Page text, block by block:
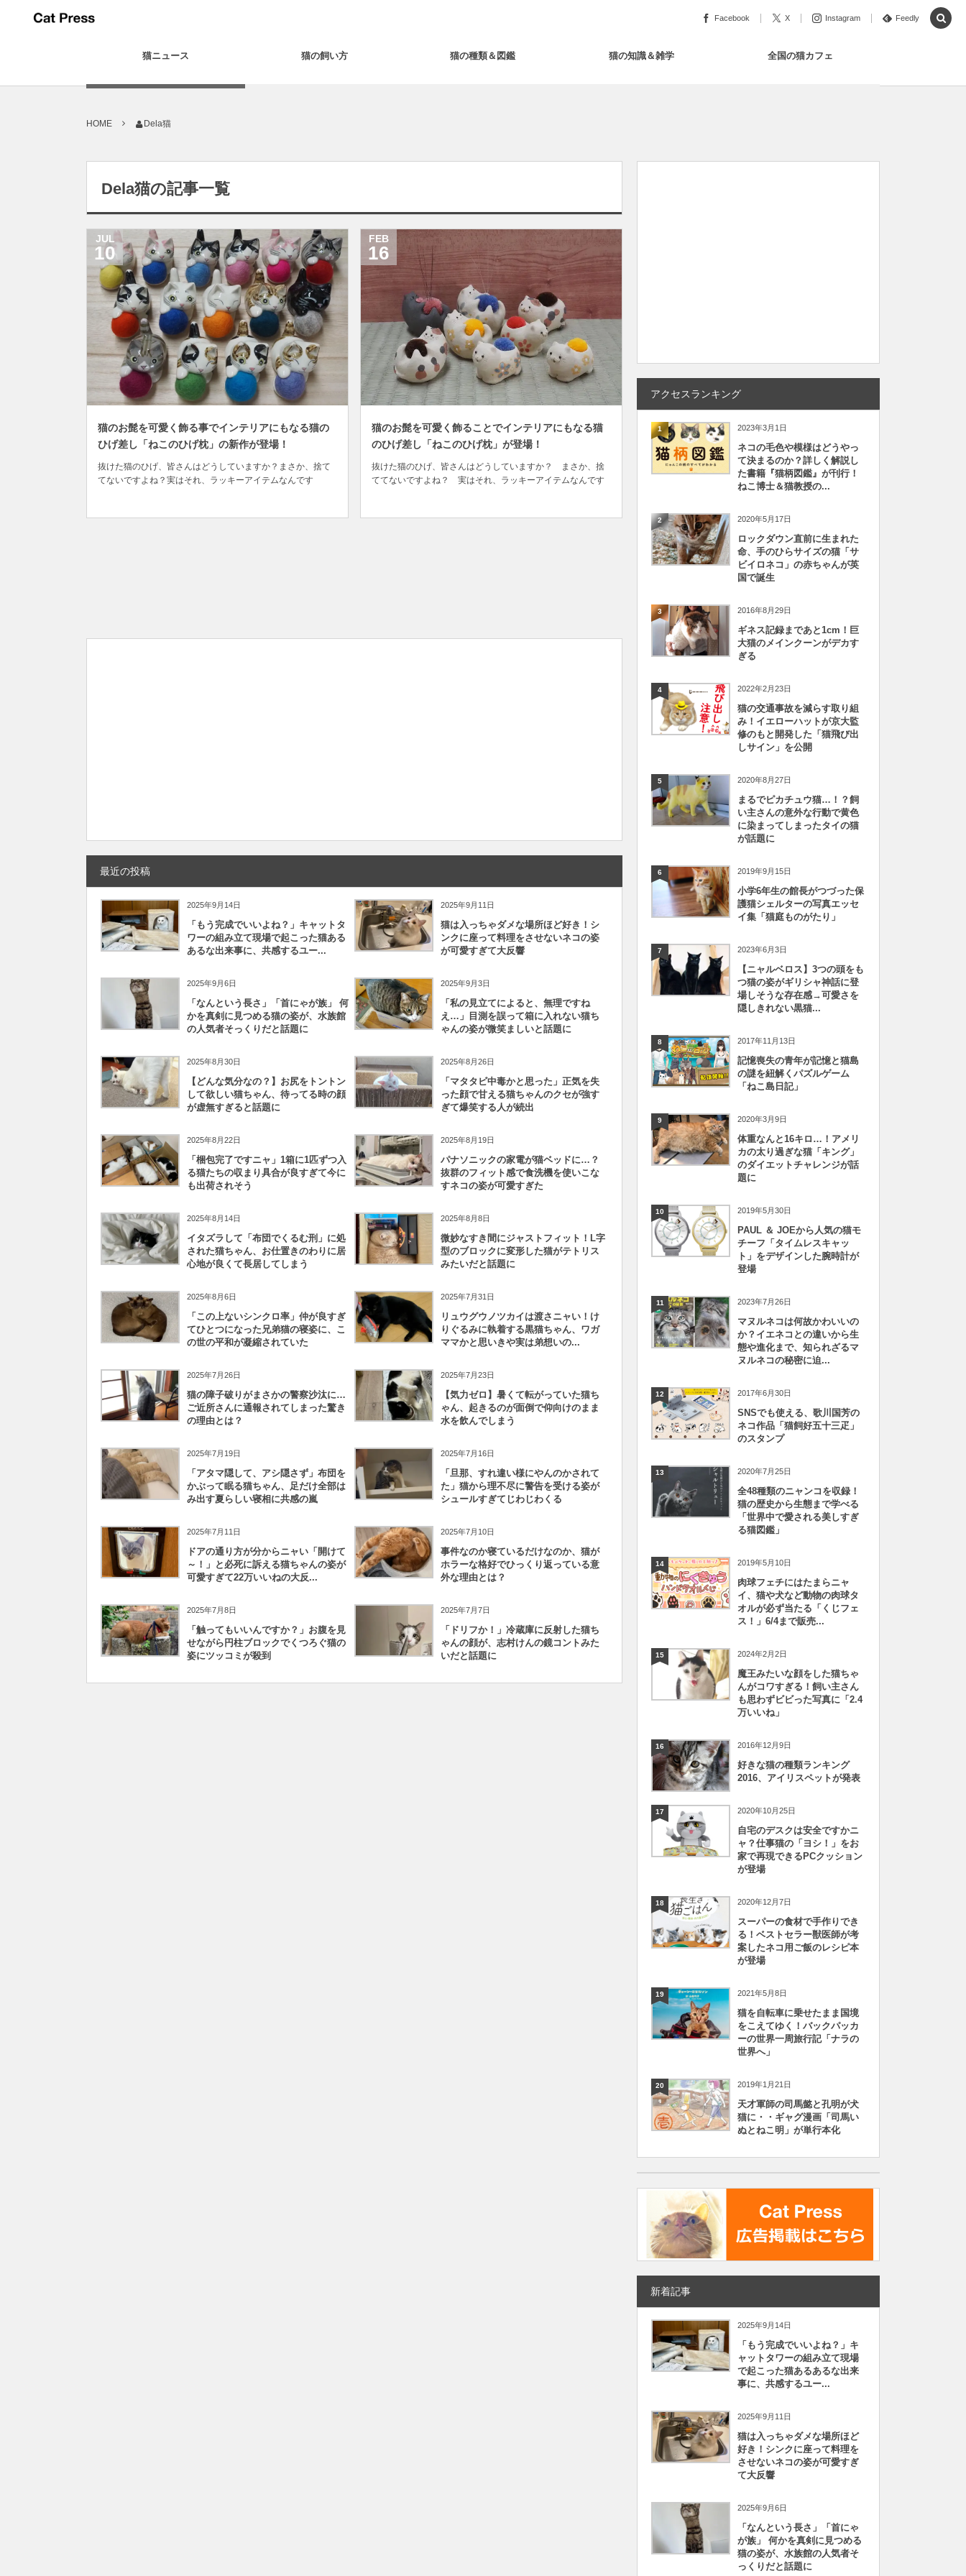
Facebook X Instagram Feedly
猫ニュース 猫の飼い方 猫の種類＆図鑑 猫の知識＆雑学 全国の猫カフェ
HOME Dela猫
Dela猫の記事一覧
猫のお髭を可愛く飾る事でインテリアにもなる猫の
ひげ差し「ねこのひげ枕」の新作が登場！
抜けた猫のひげ、皆さんはどうしていますか？まさか、捨て
てないですよね？実はそれ、ラッキーアイテムなんです
と猫ちゃんのステキな時間をお届けできるように、お髭を可
JUL
10
猫のお髭を可愛く飾ることでインテリアにもなる猫
のひげ差し「ねこのひげ枕」が登場！
抜けた猫のひげ、皆さんはどうしていますか？ まさか、捨
ててないですよね？ 実はそれ、ラッキーアイテムなんです
んてできない」と、大事に保管している人もいることでしょ
FEB
16
最近の投稿
2025年9月14日
「もう完成でいいよね？」キャットタ
ワーの組み立て現場で起こった猫ある
あるな出来事に、共感するユー...
2025年9月11日
猫は入っちゃダメな場所ほど好き！シ
ンクに座って料理をさせないネコの姿
が可愛すぎて大反響
2025年9月6日
「なんという長さ」「首にゃが族」 何
かを真剣に見つめる猫の姿が、水族館
の人気者そっくりだと話題に
2025年9月3日
「私の見立てによると、無理ですね
え…」目測を誤って箱に入れない猫ち
ゃんの姿が微笑ましいと話題に
2025年8月30日
【どんな気分なの？】お尻をトントン
して欲しい猫ちゃん、待ってる時の顔
が虚無すぎると話題に
2025年8月26日
「マタタビ中毒かと思った」正気を失
った顔で甘える猫ちゃんのクセが強す
ぎて爆笑する人が続出
2025年8月22日
「梱包完了ですニャ」1箱に1匹ずつ入
る猫たちの収まり具合が良すぎて今に
も出荷されそう
2025年8月19日
パナソニックの家電が猫ベッドに…？
抜群のフィット感で食洗機を使いこな
すネコの姿が可愛すぎた
2025年8月14日
イタズラして「布団でくるむ刑」に処
された猫ちゃん、お仕置きのわりに居
心地が良くて長居してしまう
2025年8月8日
微妙なすき間にジャストフィット！L字
型のブロックに変形した猫がテトリス
みたいだと話題に
2025年8月6日
「この上ないシンクロ率」仲が良すぎ
てひとつになった兄弟猫の寝姿に、こ
の世の平和が凝縮されていた
2025年7月31日
リュウグウノツカイは渡さニャい！け
りぐるみに執着する黒猫ちゃん、ワガ
ママかと思いきや実は弟想いの...
2025年7月26日
猫の障子破りがまさかの警察沙汰に…
ご近所さんに通報されてしまった驚き
の理由とは？
2025年7月23日
【気力ゼロ】暑くて転がっていた猫ち
ゃん、起きるのが面倒で仰向けのまま
水を飲んでしまう
2025年7月19日
「アタマ隠して、アシ隠さず」布団を
かぶって眠る猫ちゃん、足だけ全部は
み出す夏らしい寝相に共感の嵐
2025年7月16日
「旦那、すれ違い様にやんのかされて
た」猫から理不尽に警告を受ける姿が
シュールすぎてじわじわくる
2025年7月11日
ドアの通り方が分からニャい「開けて
～！」と必死に訴える猫ちゃんの姿が
可愛すぎて22万いいねの大反...
2025年7月10日
事件なのか寝ているだけなのか、猫が
ホラーな格好でひっくり返っている意
外な理由とは？
2025年7月8日
「触ってもいいんですか？」お腹を見
せながら円柱ブロックでくつろぐ猫の
姿にツッコミが殺到
2025年7月7日
「ドリフか！」冷蔵庫に反射した猫ち
ゃんの顔が、志村けんの鏡コントみた
いだと話題に
アクセスランキング
1 2023年3月1日
ネコの毛色や模様はどうやっ
て決まるのか？詳しく解説し
た書籍『猫柄図鑑』が刊行！
ねこ博士＆猫教授の...
2 2020年5月17日
ロックダウン直前に生まれた
命、手のひらサイズの猫「サ
ビイロネコ」の赤ちゃんが英
国で誕生
3 2016年8月29日
ギネス記録まであと1cm！巨
大猫のメインクーンがデカす
ぎる
4 2022年2月23日
猫の交通事故を減らす取り組
み！イエローハットが京大監
修のもと開発した「猫飛び出
しサイン」を公開
5 2020年8月27日
まるでピカチュウ猫…！？飼
い主さんの意外な行動で黄色
に染まってしまったタイの猫
が話題に
6 2019年9月15日
小学6年生の館長がつづった保
護猫シェルターの写真エッセ
イ集「猫庭ものがたり」
7 2023年6月3日
【ニャルベロス】3つの頭をも
つ猫の姿がギリシャ神話に登
場しそうな存在感→可愛さを
隠しきれない黒猫...
8 2017年11月13日
記憶喪失の青年が記憶と猫島
の謎を紐解くパズルゲーム
「ねこ島日記」
9 2020年3月9日
体重なんと16キロ…！アメリ
カの太り過ぎな猫「キング」
のダイエットチャレンジが話
題に
10 2019年5月30日
PAUL ＆ JOEから人気の猫モ
チーフ「タイムレスキャッ
ト」をデザインした腕時計が
登場
11 2023年7月26日
マヌルネコは何故かわいいの
か？イエネコとの違いから生
態や進化まで、知られざるマ
ヌルネコの秘密に迫...
12 2017年6月30日
SNSでも使える、歌川国芳の
ネコ作品「猫飼好五十三疋」
のスタンプ
13 2020年7月25日
全48種類のニャンコを収録！
猫の歴史から生態まで学べる
「世界中で愛される美しすぎ
る猫図鑑」
14 2019年5月10日
肉球フェチにはたまらニャ
イ、猫や犬など動物の肉球タ
オルが必ず当たる「くじフェ
ス！」6/4まで販売...
15 2024年2月2日
魔王みたいな顔をした猫ちゃ
んがコワすぎる！飼い主さん
も思わずビビった写真に「2.4
万いいね」
16 2016年12月9日
好きな猫の種類ランキング
2016、アイリスペットが発表
17 2020年10月25日
自宅のデスクは安全ですかニ
ャ？仕事猫の「ヨシ！」をお
家で再現できるPCクッション
が登場
18 2020年12月7日
スーパーの食材で手作りでき
る！ベストセラー獣医師が考
案したネコ用ご飯のレシピ本
が登場
19 2021年5月8日
猫を自転車に乗せたまま国境
をこえてゆく！バックパッカ
ーの世界一周旅行記「ナラの
世界へ」
20 2019年1月21日
天才軍師の司馬懿と孔明が犬
猫に・・ギャグ漫画「司馬い
ぬとねこ明」が単行本化
新着記事
2025年9月14日
「もう完成でいいよね？」キ
ャットタワーの組み立て現場
で起こった猫あるあるな出来
事に、共感するユー...
2025年9月11日
猫は入っちゃダメな場所ほど
好き！シンクに座って料理を
させないネコの姿が可愛すぎ
て大反響
2025年9月6日
「なんという長さ」「首にゃ
が族」 何かを真剣に見つめる
猫の姿が、水族館の人気者そ
っくりだと話題に